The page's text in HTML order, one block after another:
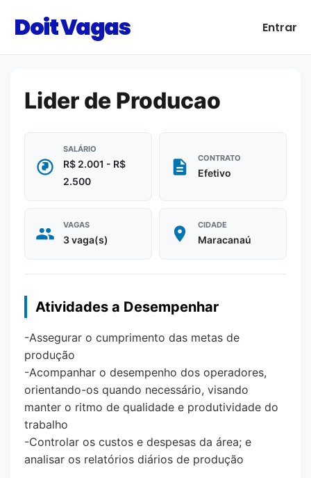
Doit Vagas Entrar
Lider de Producao
SALÁRIO
R$ 2.001 - R$
2.500
CONTRATO
Efetivo
VAGAS
3 vaga(s)
CIDADE
Maracanaú
Atividades a Desempenhar
-Assegurar o cumprimento das metas de
produção
-Acompanhar o desempenho dos operadores,
orientando-os quando necessário, visando
manter o ritmo de qualidade e produtividade do
trabalho
-Controlar os custos e despesas da área; e
analisar os relatórios diários de produção